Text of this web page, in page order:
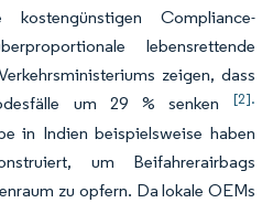
kostengünstigen Compliance-
lebensrettende
zeigen, dass
um 29 % senken [2].
in Indien beispielsweise haben
um Beifahrerairbags
zu opfern. Da lokale OEMs